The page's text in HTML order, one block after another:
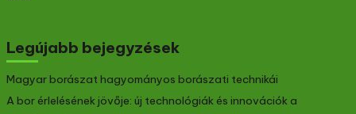
Jogi
Adatvédelmi irányelvek
Feltételek